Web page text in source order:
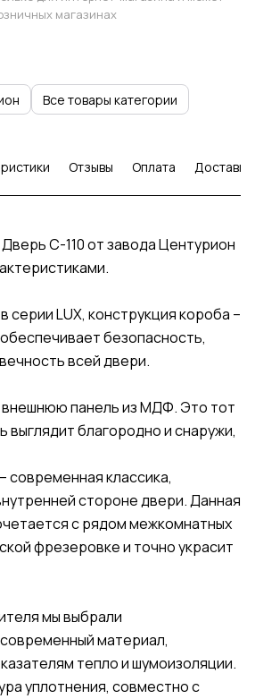
магазинах
Все товары категории
Отзывы Оплата Доставка
C-110 от завода Центурион
серии LUX, конструкция короба –
безопасность,
всей двери.
панель из МДФ. Это тот
выглядит благородно и снаружи,
современная классика,
стороне двери. Данная
с рядом межкомнатных
фрезеровке и точно украсит
мы выбрали
материал,
тепло и шумоизоляции.
уплотнения, совместно с